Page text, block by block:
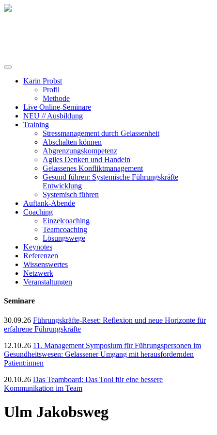
Karin Probst
Profil
Methode
Live Online-Seminare
NEU // Ausbildung
Training
Stressmanagement durch Gelassenheit
Abschalten können
Abgrenzungskompetenz
Agiles Denken und Handeln
Gelassenes Konfliktmanagement
Gesund führen: Systemische Führungskräfte
Entwicklung
Systemisch führen
Auftank-Abende
Coaching
Einzelcoaching
Teamcoaching
Lösungswege
Keynotes
Referenzen
Wissenswertes
Netzwerk
Veranstaltungen
Seminare
30.09.26 Führungskräfte-Reset: Reflexion und neue Horizonte für
erfahrene Führungskräfte
12.10.26 11. Management Symposium für Führungspersonen im
Gesundheitswesen: Gelassener Umgang mit herausfordernden
Patient:innen
20.10.26 Das Teamboard: Das Tool für eine bessere
Kommunikation im Team
Ulm Jakobsweg